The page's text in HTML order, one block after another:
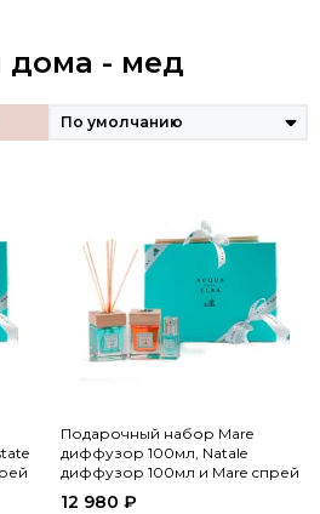
дома - мед
Подарочный набор Mare
диффузор 100мл, Natale
диффузор 100мл и Mare спрей
для дома 15мл, Acqua dell’Elba
12 980 ₽